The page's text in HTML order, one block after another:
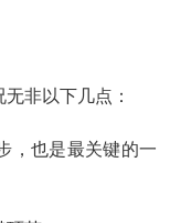
非以下几点：
，也是最关键的一